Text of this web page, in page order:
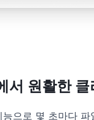
서 원활한
능으로 몇 초마다